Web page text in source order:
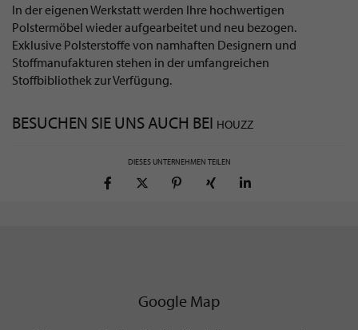
In der eigenen Werkstatt werden Ihre hochwertigen
Polstermöbel wieder aufgearbeitet und neu bezogen.
Exklusive Polsterstoffe von namhaften Designern und
Stoffmanufakturen stehen in der umfangreichen
Stoffbibliothek zur Verfügung.
BESUCHEN SIE UNS AUCH BEI HOUZZ
DIESES UNTERNEHMEN TEILEN
Google Map